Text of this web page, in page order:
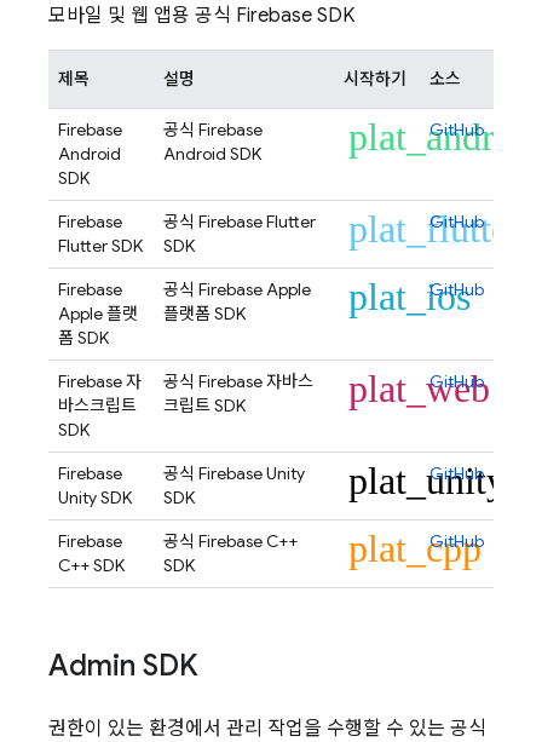
모바일 및 웹 앱용 공식 Firebase SDK
제목 설명 시작하기 소스
Firebase
Android
SDK
공식 Firebase
Android SDK
GitHub
Firebase
Flutter SDK
공식 Firebase Flutter
SDK
plat_flutter
GitHub
Firebase
Apple 플랫
폼 SDK
공식 Firebase Apple
플랫폼 SDK
plat_ios
GitHub
Firebase 자
바스크립트
SDK
공식 Firebase 자바스
크립트 SDK
plat_web
GitHub
Firebase
Unity SDK
공식 Firebase Unity
SDK
plat_unity
GitHub
Firebase
C++ SDK
공식 Firebase C++
SDK
plat_cpp
GitHub
Admin SDK
권한이 있는 환경에서 관리 작업을 수행할 수 있는 공식